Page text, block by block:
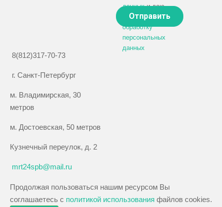
данныхи даю
своёсогласие на
обработку
персональных
данных
8(812)317-70-73
г. Санкт-Петербург
м. Владимирская, 30
метров
м. Достоевская, 50 метров
Кузнечный переулок, д. 2
mrt24spb@mail.ru
Продолжая пользоваться нашим ресурсом Вы
соглашаетесь с политикой использования файлов cookies.